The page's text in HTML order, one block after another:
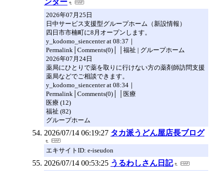
2026年07月25日
日中サービス支援型グループホーム（新設情報）
四日市市楠町に8月オープンします。
y_kodomo_siencenter at 08:37｜
Permalink│Comments(0)│ │福祉 | グループホーム
2026年07月24日
薬局にひとりで薬を取りに行けない方の薬剤師訪問支援
薬局などでご相談できます。
y_kodomo_siencenter at 08:34｜
Permalink│Comments(0)│ │医療
医療 (12)
福祉 (82)
グループホーム
2026/07/14 06:19:27 タカ派うどん屋店長ブログ
エキサイトID: e-iseudon
2026/07/14 00:53:25 うるわしさん日記